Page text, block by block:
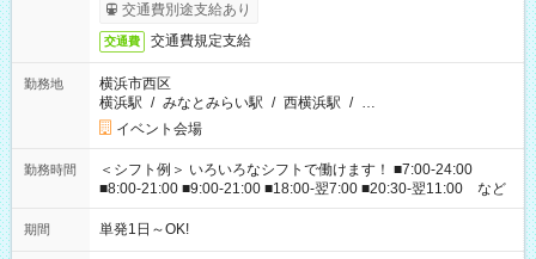
交通費別途支給あり
交通費 交通費規定支給
勤務地
横浜市西区
横浜駅 / みなとみらい駅 / 西横浜駅 / …
イベント会場
勤務時間
＜シフト例＞ いろいろなシフトで働けます！ ■7:00-24:00
■8:00-21:00 ■9:00-21:00 ■18:00-翌7:00 ■20:30-翌11:00 など
期間 単発1日～OK!